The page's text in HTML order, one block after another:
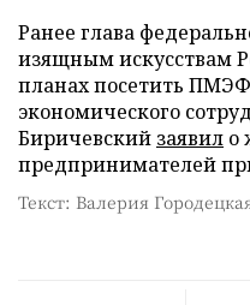
Ранее глава
изящным искусствам
планах посетить
экономического
Биричевский заявил о
предпринимателей
Текст: Валерия